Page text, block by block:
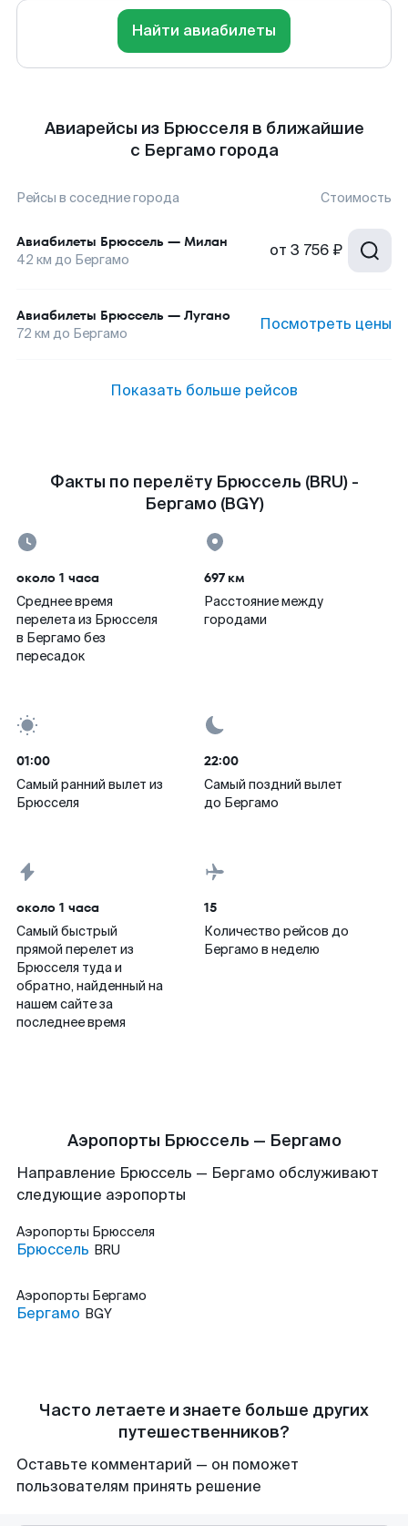
Найти авиабилеты
Авиарейсы из Брюсселя в ближайшие
с Бергамо города
Рейсы в соседние города Стоимость
Авиабилеты Брюссель — Милан
42 км до Бергамо от 3 756 ₽
Авиабилеты Брюссель — Лугано
72 км до Бергамо Посмотреть цены
Показать больше рейсов
Факты по перелёту Брюссель (BRU) -
Бергамо (BGY)
около 1 часа
Среднее время
перелета из Брюсселя
в Бергамо без
пересадок
697 км
Расстояние между
городами
01:00
Самый ранний вылет из
Брюсселя
22:00
Самый поздний вылет
до Бергамо
около 1 часа
Самый быстрый
прямой перелет из
Брюсселя туда и
обратно, найденный на
нашем сайте за
последнее время
15
Количество рейсов до
Бергамо в неделю
Аэропорты Брюссель — Бергамо
Направление Брюссель — Бергамо обслуживают
следующие аэропорты
Аэропорты Брюсселя
Брюссель BRU
Аэропорты Бергамо
Бергамо BGY
Часто летаете и знаете больше других
путешественников?
Оставьте комментарий — он поможет
пользователям принять решение